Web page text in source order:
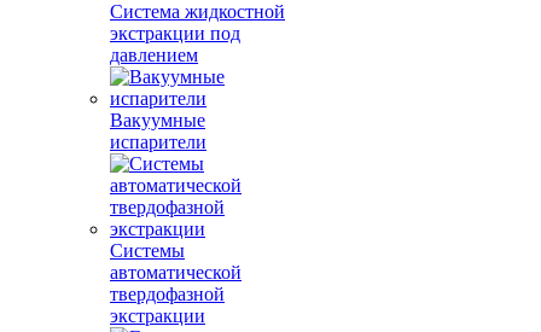
Система жидкостной
экстракции под
давлением
Вакуумные
испарители
Системы
автоматической
твердофазной
экстракции